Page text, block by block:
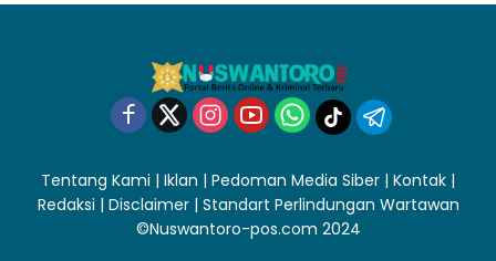
Tentang Kami | Iklan | Pedoman Media Siber | Kontak |
Redaksi | Disclaimer| Standart Perlindungan Wartawan
©Nuswantoro-pos.com 2024